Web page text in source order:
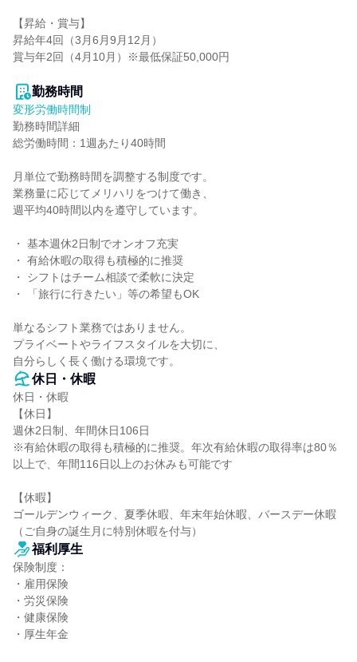
【昇給・賞与】
昇給年4回（3月6月9月12月）
賞与年2回（4月10月）※最低保証50,000円
勤務時間
変形労働時間制
勤務時間詳細
総労働時間：1週あたり40時間
月単位で勤務時間を調整する制度です。
業務量に応じてメリハリをつけて働き、
週平均40時間以内を遵守しています。
・ 基本週休2日制でオンオフ充実
・ 有給休暇の取得も積極的に推奨
・ シフトはチーム相談で柔軟に決定
・ 「旅行に行きたい」等の希望もOK
単なるシフト業務ではありません。
プライベートやライフスタイルを大切に、
自分らしく長く働ける環境です。
休日・休暇
休日・休暇
【休日】
週休2日制、年間休日106日
※有給休暇の取得も積極的に推奨。年次有給休暇の取得率は80％
以上で、年間116日以上のお休みも可能です
【休暇】
ゴールデンウィーク、夏季休暇、年末年始休暇、バースデー休暇
（ご自身の誕生月に特別休暇を付与）
福利厚生
保険制度：
・雇用保険
・労災保険
・健康保険
・厚生年金